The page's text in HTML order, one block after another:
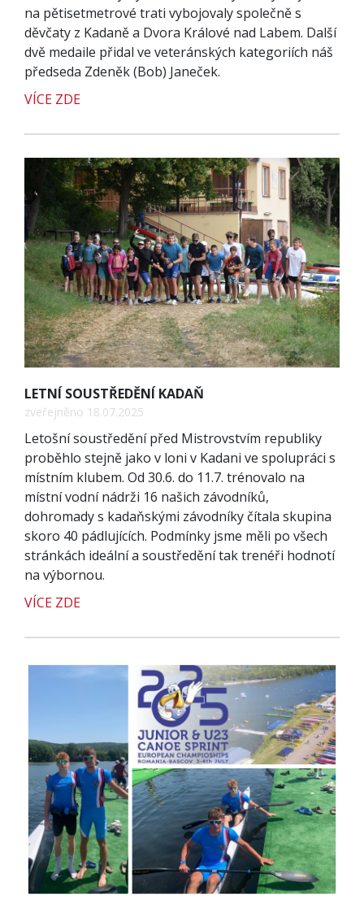
na pětisetmetrové trati vybojovaly společně s
děvčaty z Kadaně a Dvora Králové nad Labem. Další
dvě medaile přidal ve veteránských kategoriích náš
předseda Zdeněk (Bob) Janeček.
VÍCE ZDE
LETNÍ SOUSTŘEDĚNÍ KADAŇ
zveřejněno 18.07.2025
Letošní soustředění před Mistrovstvím republiky
proběhlo stejně jako v loni v Kadani ve spolupráci s
místním klubem. Od 30.6. do 11.7. trénovalo na
místní vodní nádrži 16 našich závodníků,
dohromady s kadaňskými závodníky čítala skupina
skoro 40 pádlujících. Podmínky jsme měli po všech
stránkách ideální a soustředění tak trenéři hodnotí
na výbornou.
VÍCE ZDE